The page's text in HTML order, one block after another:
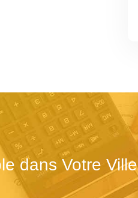
dans Votre Ville